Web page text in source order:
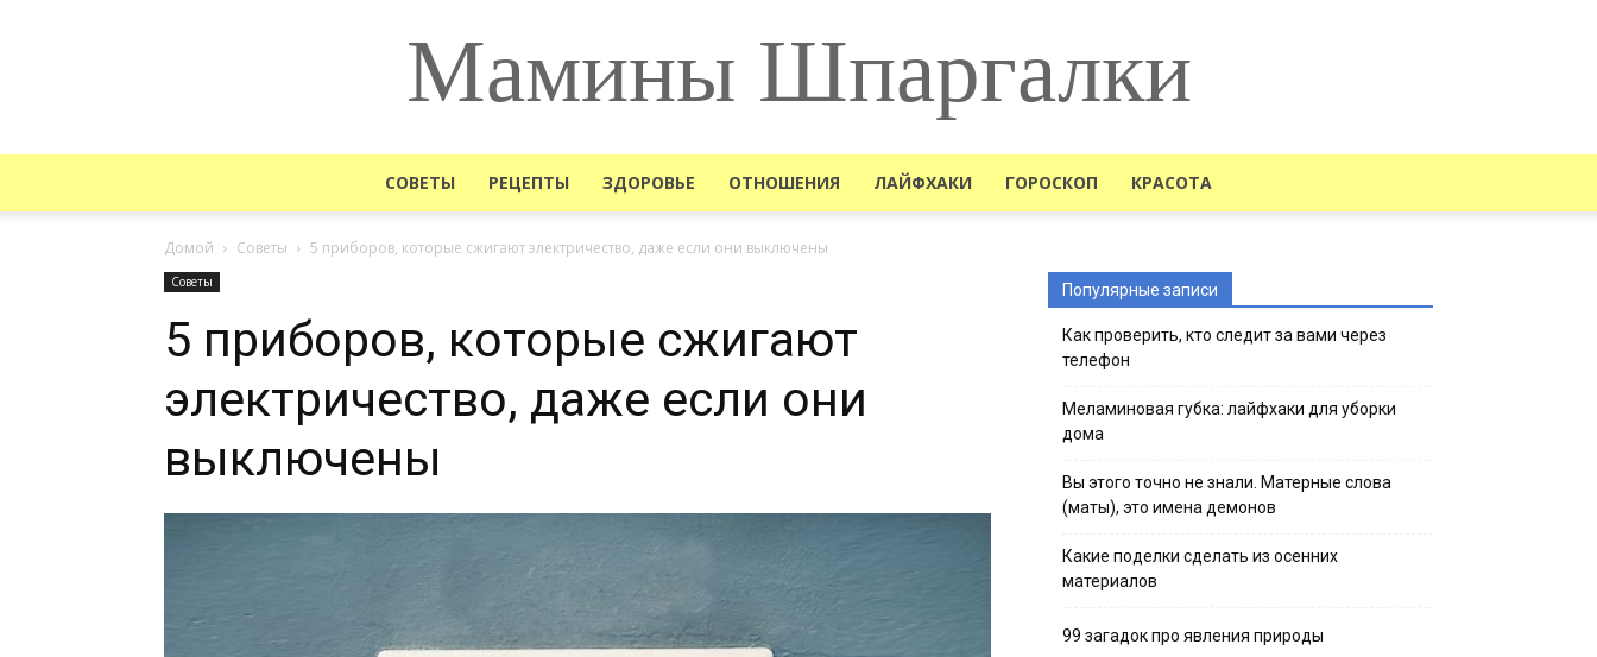
Мамины Шпаргалки
СОВЕТЫ РЕЦЕПТЫ ЗДОРОВЬЕ ОТНОШЕНИЯ ЛАЙФХАКИ ГОРОСКОП КРАСОТА
Домой Советы 5 приборов, которые сжигают электричество, даже если они выключены
Советы
5 приборов, которые сжигают
электричество, даже если они
выключены
Популярные записи
Как проверить, кто следит за вами через
телефон
Меламиновая губка: лайфхаки для уборки
дома
Вы этого точно не знали. Матерные слова
(маты), это имена демонов
Какие поделки сделать из осенних
материалов
99 загадок про явления природы